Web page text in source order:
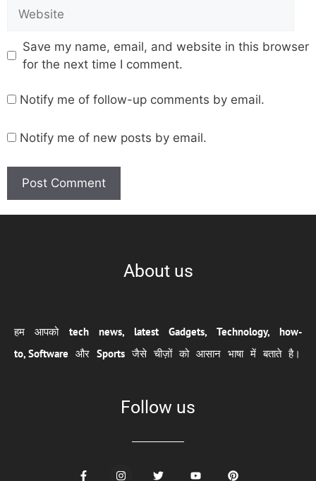
Save my name, email, and website in this browser
for the next time I comment.
Notify me of follow-up comments by email.
Notify me of new posts by email.
About us
हम आपको tech news, latest Gadgets, Technology, how-
to, Software और Sports जैसे चीज़ों को आसान भाषा में बताते है।
Follow us